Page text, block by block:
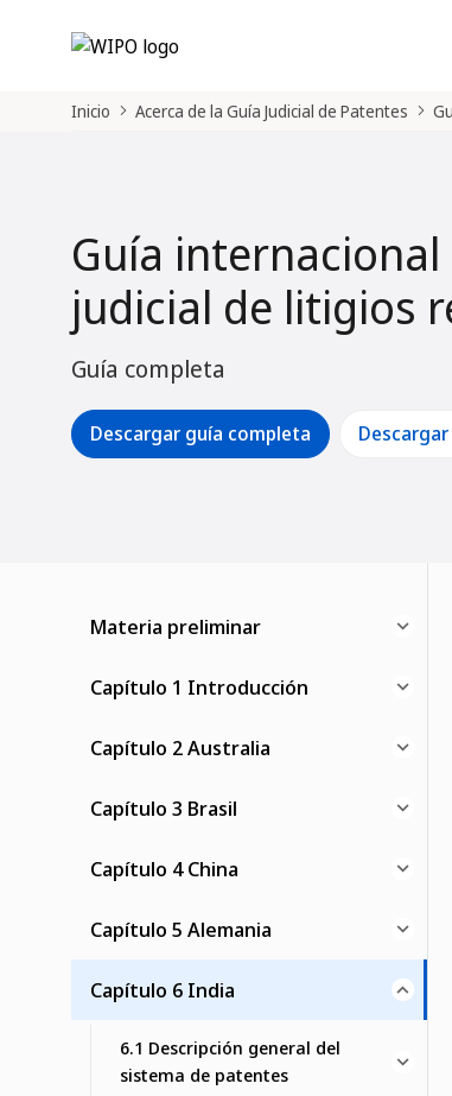
Inicio Acerca de la Guía Judicial de Patentes
Guía
judicial de litigios
Guía completa
Descargar guía completa
Materia preliminar
Capítulo 1 Introducción
Capítulo 2 Australia
Capítulo 3 Brasil
Capítulo 4 China
Capítulo 5 Alemania
Capítulo 6 India
6.1 Descripción general del
sistema de patentes